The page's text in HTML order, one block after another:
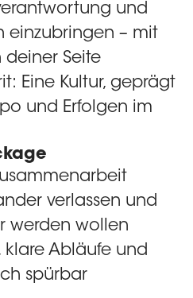
und
einzubringen – mit
deiner Seite
Eine Kultur, geprägt
und Erfolgen im
verlassen und
werden wollen
klare Abläufe und
spürbar